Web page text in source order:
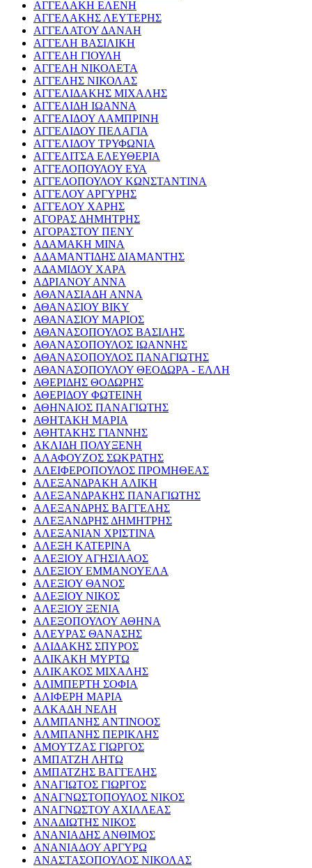
ΑΓΓΕΛΑΚΗ ΕΛΕΝΗ
ΑΓΓΕΛΑΚΗΣ ΛΕΥΤΕΡΗΣ
ΑΓΓΕΛΑΤΟΥ ΔΑΝΑΗ
ΑΓΓΕΛΗ ΒΑΣΙΛΙΚΗ
ΑΓΓΕΛΗ ΓΙΟΥΛΗ
ΑΓΓΕΛΗ ΝΙΚΟΛΕΤΑ
ΑΓΓΕΛΗΣ ΝΙΚΟΛΑΣ
ΑΓΓΕΛΙΔΑΚΗΣ ΜΙΧΑΛΗΣ
ΑΓΓΕΛΙΔΗ ΙΩΑΝΝΑ
ΑΓΓΕΛΙΔΟΥ ΛΑΜΠΡΙΝΗ
ΑΓΓΕΛΙΔΟΥ ΠΕΛΑΓΙΑ
ΑΓΓΕΛΙΔΟΥ ΤΡΥΦΩΝΙΑ
ΑΓΓΕΛΙΤΣΑ ΕΛΕΥΘΕΡΙΑ
ΑΓΓΕΛΟΠΟΥΛΟΥ ΕΥΑ
ΑΓΓΕΛΟΠΟΥΛΟΥ ΚΩΝΣΤΑΝΤΙΝΑ
ΑΓΓΕΛΟΥ ΑΡΓΥΡΗΣ
ΑΓΓΕΛΟΥ ΧΑΡΗΣ
ΑΓΟΡΑΣ ΔΗΜΗΤΡΗΣ
ΑΓΟΡΑΣΤΟΥ ΠΕΝΥ
ΑΔΑΜΑΚΗ ΜΙΝΑ
ΑΔΑΜΑΝΤΙΔΗΣ ΔΙΑΜΑΝΤΗΣ
ΑΔΑΜΙΔΟΥ ΧΑΡΑ
ΑΔΡΙΑΝΟΥ ΑΝΝΑ
ΑΘΑΝΑΣΙΑΔΗ ΑΝΝΑ
ΑΘΑΝΑΣΙΟΥ ΒΙΚΥ
ΑΘΑΝΑΣΙΟΥ ΜΑΡΙΟΣ
ΑΘΑΝΑΣΟΠΟΥΛΟΣ ΒΑΣΙΛΗΣ
ΑΘΑΝΑΣΟΠΟΥΛΟΣ ΙΩΑΝΝΗΣ
ΑΘΑΝΑΣΟΠΟΥΛΟΣ ΠΑΝΑΓΙΩΤΗΣ
ΑΘΑΝΑΣΟΠΟΥΛΟΥ ΘΕΟΔΩΡΑ - ΕΛΛΗ
ΑΘΕΡΙΔΗΣ ΘΟΔΩΡΗΣ
ΑΘΕΡΙΔΟΥ ΦΩΤΕΙΝΗ
ΑΘΗΝΑΙΟΣ ΠΑΝΑΓΙΩΤΗΣ
ΑΘΗΤΑΚΗ ΜΑΡΙΑ
ΑΘΗΤΑΚΗΣ ΓΙΑΝΝΗΣ
ΑΚΛΙΔΗ ΠΟΛΥΞΕΝΗ
ΑΛΑΦΟΥΖΟΣ ΣΩΚΡΑΤΗΣ
ΑΛΕΙΦΕΡΟΠΟΥΛΟΣ ΠΡΟΜΗΘΕΑΣ
ΑΛΕΞΑΝΔΡΑΚΗ ΑΛΙΚΗ
ΑΛΕΞΑΝΔΡΑΚΗΣ ΠΑΝΑΓΙΩΤΗΣ
ΑΛΕΞΑΝΔΡΗΣ ΒΑΓΓΕΛΗΣ
ΑΛΕΞΑΝΔΡΗΣ ΔΗΜΗΤΡΗΣ
ΑΛΕΞΑΝΙΑΝ ΧΡΙΣΤΙΝΑ
ΑΛΕΞΗ ΚΑΤΕΡΙΝΑ
ΑΛΕΞΙΟΥ ΑΓΗΣΙΛΑΟΣ
ΑΛΕΞΙΟΥ ΕΜΜΑΝΟΥΕΛΑ
ΑΛΕΞΙΟΥ ΘΑΝΟΣ
ΑΛΕΞΙΟΥ ΝΙΚΟΣ
ΑΛΕΞΙΟΥ ΞΕΝΙΑ
ΑΛΕΞΟΠΟΥΛΟΥ ΑΘΗΝΑ
ΑΛΕΥΡΑΣ ΘΑΝΑΣΗΣ
ΑΛΙΔΑΚΗΣ ΣΠΥΡΟΣ
ΑΛΙΚΑΚΗ ΜΥΡΤΩ
ΑΛΙΚΑΚΟΣ ΜΙΧΑΛΗΣ
ΑΛΙΜΠΕΡΤΗ ΣΟΦΙΑ
ΑΛΙΦΕΡΗ ΜΑΡΙΑ
ΑΛΚΑΔΗ ΝΕΛΗ
ΑΛΜΠΑΝΗΣ ΑΝΤΙΝΟΟΣ
ΑΛΜΠΑΝΗΣ ΠΕΡΙΚΛΗΣ
ΑΜΟΥΤΖΑΣ ΓΙΩΡΓΟΣ
ΑΜΠΑΤΖΗ ΛΗΤΩ
ΑΜΠΑΤΖΗΣ ΒΑΓΓΕΛΗΣ
ΑΝΑΓΙΩΤΟΣ ΓΙΩΡΓΟΣ
ΑΝΑΓΝΩΣΤΟΠΟΥΛΟΣ ΝΙΚΟΣ
ΑΝΑΓΝΩΣΤΟΥ ΑΧΙΛΛΕΑΣ
ΑΝΑΔΙΩΤΗΣ ΝΙΚΟΣ
ΑΝΑΝΙΑΔΗΣ ΑΝΘΙΜΟΣ
ΑΝΑΝΙΑΔΟΥ ΑΡΓΥΡΩ
ΑΝΑΣΤΑΣΟΠΟΥΛΟΣ ΝΙΚΟΛΑΣ